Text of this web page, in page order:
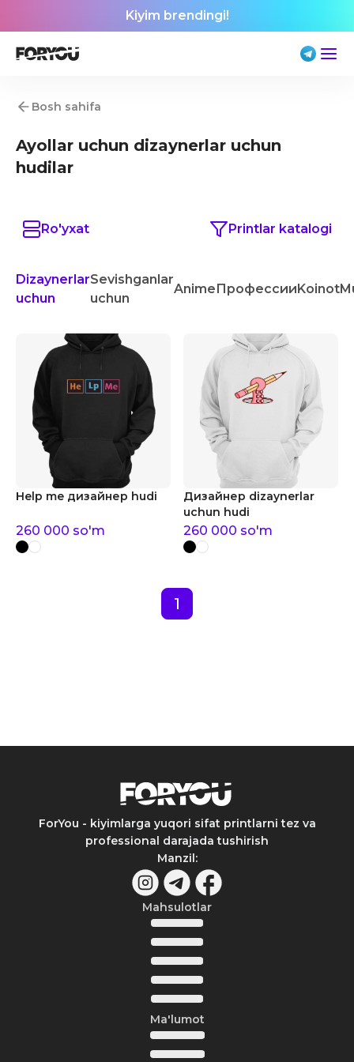
Kiyim brendingi!
Bosh sahifa
Ayollar uchun dizaynerlar uchun
hudilar
Ro'yxat Printlar katalogi
Dizaynerlar
uchun
Sevishganlar
uchun
AnimeПрофессииKoinot
Help me дизайнер hudi
260 000 so'm
Дизайнер dizaynerlar
uchun hudi
260 000 so'm
1
ForYou - kiyimlarga yuqori sifat printlarni tez va
professional darajada tushirish
Manzil:
Mahsulotlar
Ma'lumot